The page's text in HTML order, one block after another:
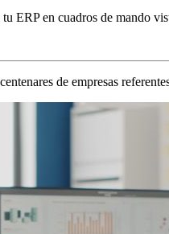
en cuadros de mando
de empresas